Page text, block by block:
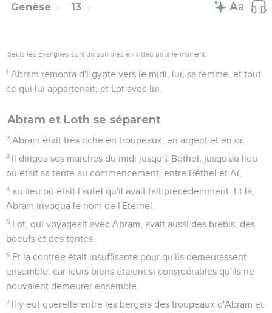
Genèse 13
Seuls les Évangiles sont disponibles en vidéo pour le moment.
1 Abram remonta d'Égypte vers le midi, lui, sa femme, et tout
ce qui lui appartenait, et Lot avec lui.
Abram et Loth se séparent
2 Abram était très riche en troupeaux, en argent et en or.
3 Il dirigea ses marches du midi jusqu'à Béthel, jusqu'au lieu
où était sa tente au commencement, entre Béthel et Aï,
4 au lieu où était l'autel qu'il avait fait précédemment. Et là,
Abram invoqua le nom de l'Éternel.
5 Lot, qui voyageait avec Abram, avait aussi des brebis, des
boeufs et des tentes.
6 Et la contrée était insuffisante pour qu'ils demeurassent
ensemble, car leurs biens étaient si considérables qu'ils ne
pouvaient demeurer ensemble.
7 Il y eut querelle entre les bergers des troupeaux d'Abram et